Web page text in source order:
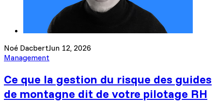
Noé DacbertJun 12, 2026
Management
Ce que la gestion du risque des guides
de montagne dit de votre pilotage RH